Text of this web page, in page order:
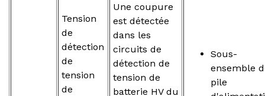
Tension
de
détection
de
tension
de
Une coupure
est détectée
dans les
circuits de
détection de
tension de
batterie HV du
Sous-
ensemble
pile